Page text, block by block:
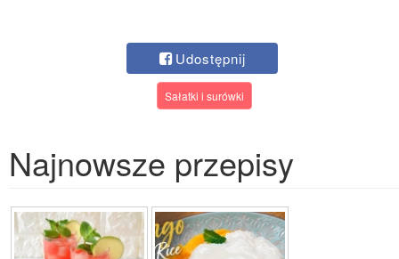
Udostępnij
Sałatki i surówki
Najnowsze przepisy